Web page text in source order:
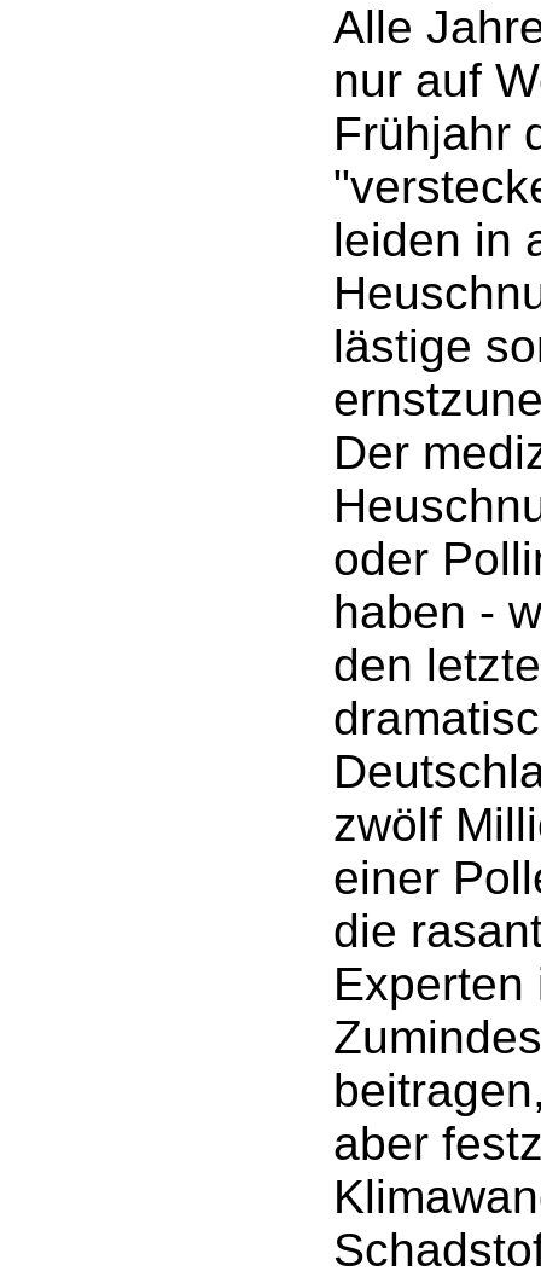
Alle
nur auf
Frühjahr
leiden in
lästige
Der
oder
haben -
den
zwölf
einer
die
Experten
aber